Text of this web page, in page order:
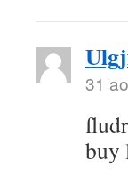
31
buy